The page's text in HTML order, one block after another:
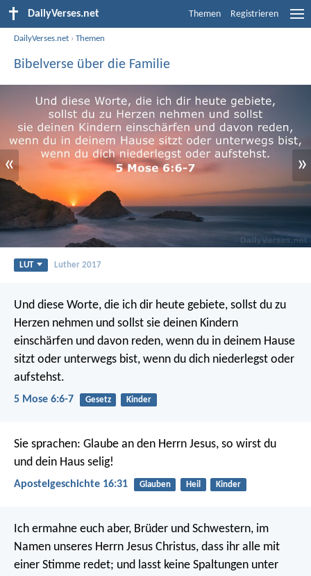
DailyVerses.net Themen Registrieren
DailyVerses.net ›Themen
Bibelverse über die Familie
« »
LUT Luther 2017
Und diese Worte, die ich dir heute gebiete, sollst du zu
Herzen nehmen und sollst sie deinen Kindern
einschärfen und davon reden, wenn du in deinem Hause
sitzt oder unterwegs bist, wenn du dich niederlegst oder
aufstehst.
5 Mose 6:6-7 Gesetz Kinder
Sie sprachen: Glaube an den Herrn Jesus, so wirst du
und dein Haus selig!
Apostelgeschichte 16:31 Glauben Heil Kinder
Ich ermahne euch aber, Brüder und Schwestern, im
Namen unseres Herrn Jesus Christus, dass ihr alle mit
einer Stimme redet; und lasst keine Spaltungen unter